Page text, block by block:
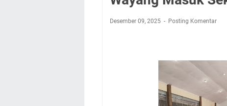
Desember 09, 2025 Posting Komentar